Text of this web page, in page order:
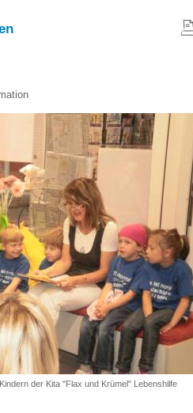
der Kita "Flax und Krümel" Lebenshilfe